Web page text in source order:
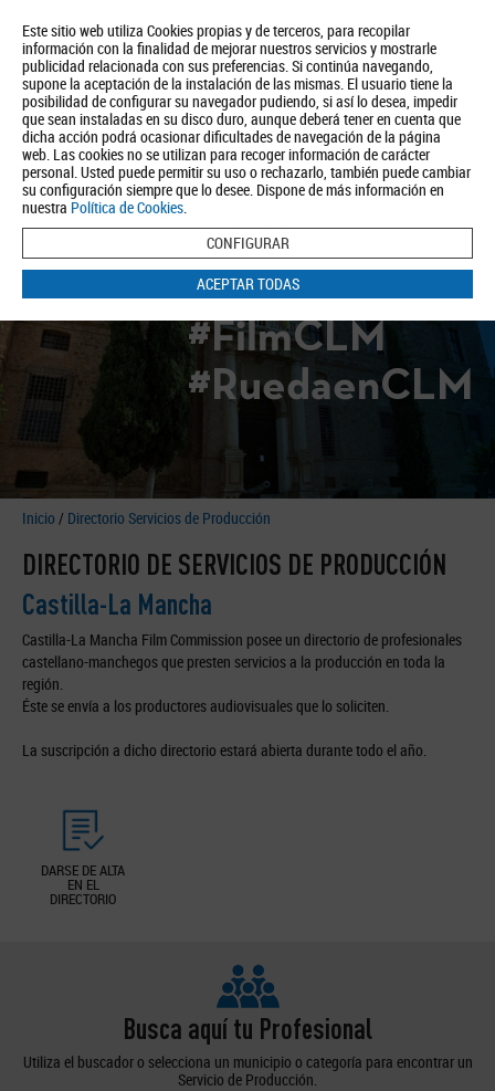
Este sitio web utiliza Cookies propias y de terceros, para recopilar
información con la finalidad de mejorar nuestros servicios y mostrarle
publicidad relacionada con sus preferencias. Si continúa navegando,
supone la aceptación de la instalación de las mismas. El usuario tiene la
posibilidad de configurar su navegador pudiendo, si así lo desea, impedir
que sean instaladas en su disco duro, aunque deberá tener en cuenta que
dicha acción podrá ocasionar dificultades de navegación de la página
web. Las cookies no se utilizan para recoger información de carácter
personal. Usted puede permitir su uso o rechazarlo, también puede cambiar
su configuración siempre que lo desee. Dispone de más información en
nuestra Política de Cookies.
CONFIGURAR
ACEPTAR TODAS
Quiénes somos Turismo Política de Privacidad Aviso Legal
Política de Cookies
BUSCAR
#FilmCLM
#RuedaenCLM
Inicio / Directorio Servicios de Producción
DIRECTORIO DE SERVICIOS DE PRODUCCIÓN
Castilla-La Mancha
Castilla-La Mancha Film Commission posee un directorio de profesionales
castellano-manchegos que presten servicios a la producción en toda la
región.
Éste se envía a los productores audiovisuales que lo soliciten.
La suscripción a dicho directorio estará abierta durante todo el año.
DARSE DE ALTA
EN EL
DIRECTORIO
Busca aquí tu Profesional
Utiliza el buscador o selecciona un municipio o categoría para encontrar un
Servicio de Producción.